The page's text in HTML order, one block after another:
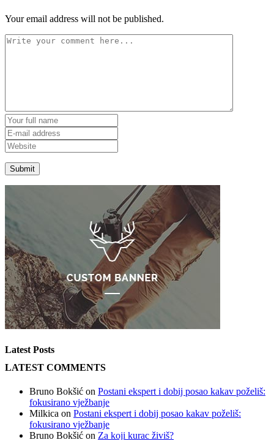
Your email address will not be published.
Latest Posts
LATEST COMMENTS
Bruno Bokšić on Postani ekspert i dobij posao kakav poželiš:
fokusirano vježbanje
Milkica on Postani ekspert i dobij posao kakav poželiš:
fokusirano vježbanje
Bruno Bokšić on Za koji kurac živiš?